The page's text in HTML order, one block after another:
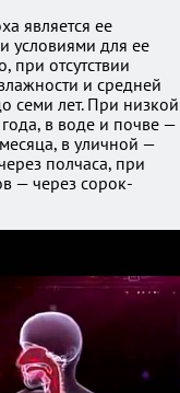
является ее
условиями для ее
при отсутствии
и средней
семи лет. При низкой
в воде и почве —
в уличной —
полчаса, при
— через сорок-